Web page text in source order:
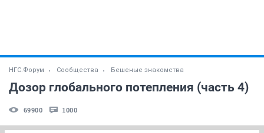
НГС.Форум Сообщества Бешеные знакомства
Дозор глобального потепления (часть 4)
69900 1000